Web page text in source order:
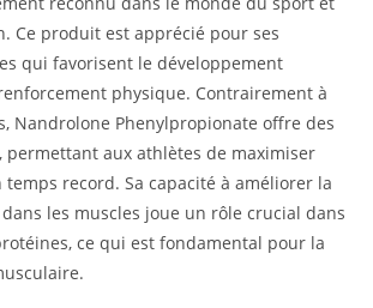
Ce produit est apprécié pour ses
qui favorisent le développement
physique. Contrairement à
Nandrolone Phenylpropionate offre des
permettant aux athlètes de maximiser
record. Sa capacité à améliorer la
dans les muscles joue un rôle crucial dans
ce qui est fondamental pour la